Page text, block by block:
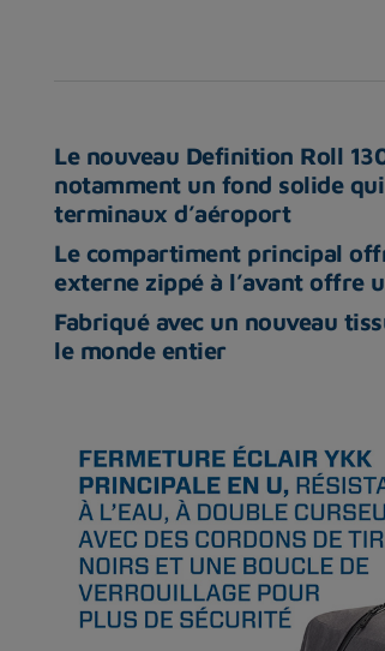
Le nouveau Definition Roll
notamment un fond solide
terminaux d’aéroport
Le compartiment principal
externe zippé à l’avant offre
Fabriqué avec un nouveau
le monde entier